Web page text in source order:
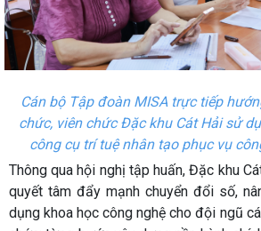
Cán bộ Tập đoàn MISA trực tiếp
chức, viên chức Đặc khu Cát Hải sử
công cụ trí tuệ nhân tạo phục vụ
Thông qua hội nghị tập huấn, Đặc khu
quyết tâm đẩy mạnh chuyển đổi số,
dụng khoa học công nghệ cho đội ngũ